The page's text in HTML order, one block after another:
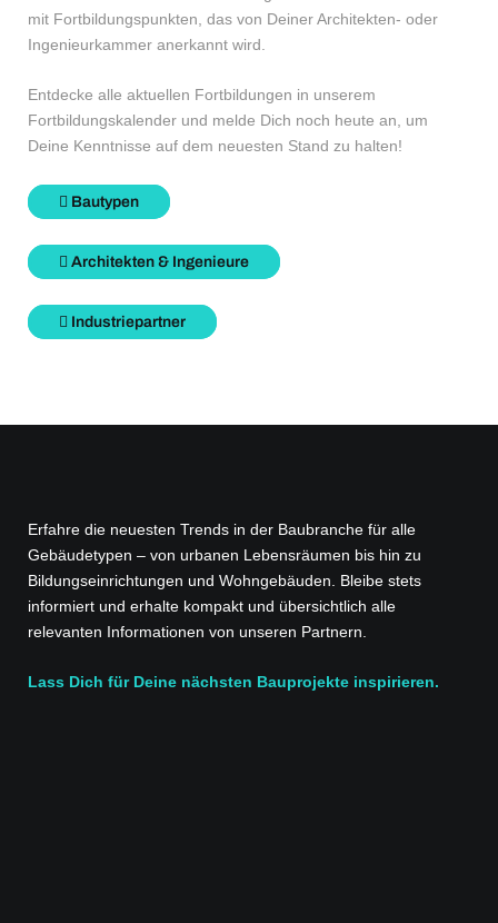
mit Fortbildungspunkten, das von Deiner Architekten- oder
Ingenieurkammer anerkannt wird.
Entdecke alle aktuellen Fortbildungen in unserem
Fortbildungskalender und melde Dich noch heute an, um
Deine Kenntnisse auf dem neuesten Stand zu halten!
Bautypen
Architekten & Ingenieure
Industriepartner
Erfahre die neuesten Trends in der Baubranche für alle
Gebäudetypen – von urbanen Lebensräumen bis hin zu
Bildungseinrichtungen und Wohngebäuden. Bleibe stets
informiert und erhalte kompakt und übersichtlich alle
relevanten Informationen von unseren Partnern.
Lass Dich für Deine nächsten Bauprojekte inspirieren.